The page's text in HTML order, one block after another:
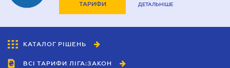
ТАРИФИ ДЕТАЛЬНІШЕ
КАТАЛОГ РІШЕНЬ
ВСІ ТАРИФИ ЛІГА:ЗАКОН